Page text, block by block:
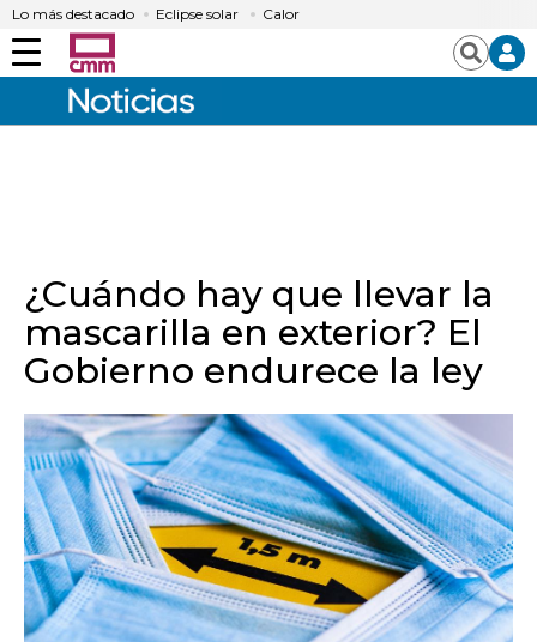
Lo más destacado Eclipse solar Calor
Menú Buscar
¿Cuándo hay que llevar la
mascarilla en exterior? El
Gobierno endurece la ley